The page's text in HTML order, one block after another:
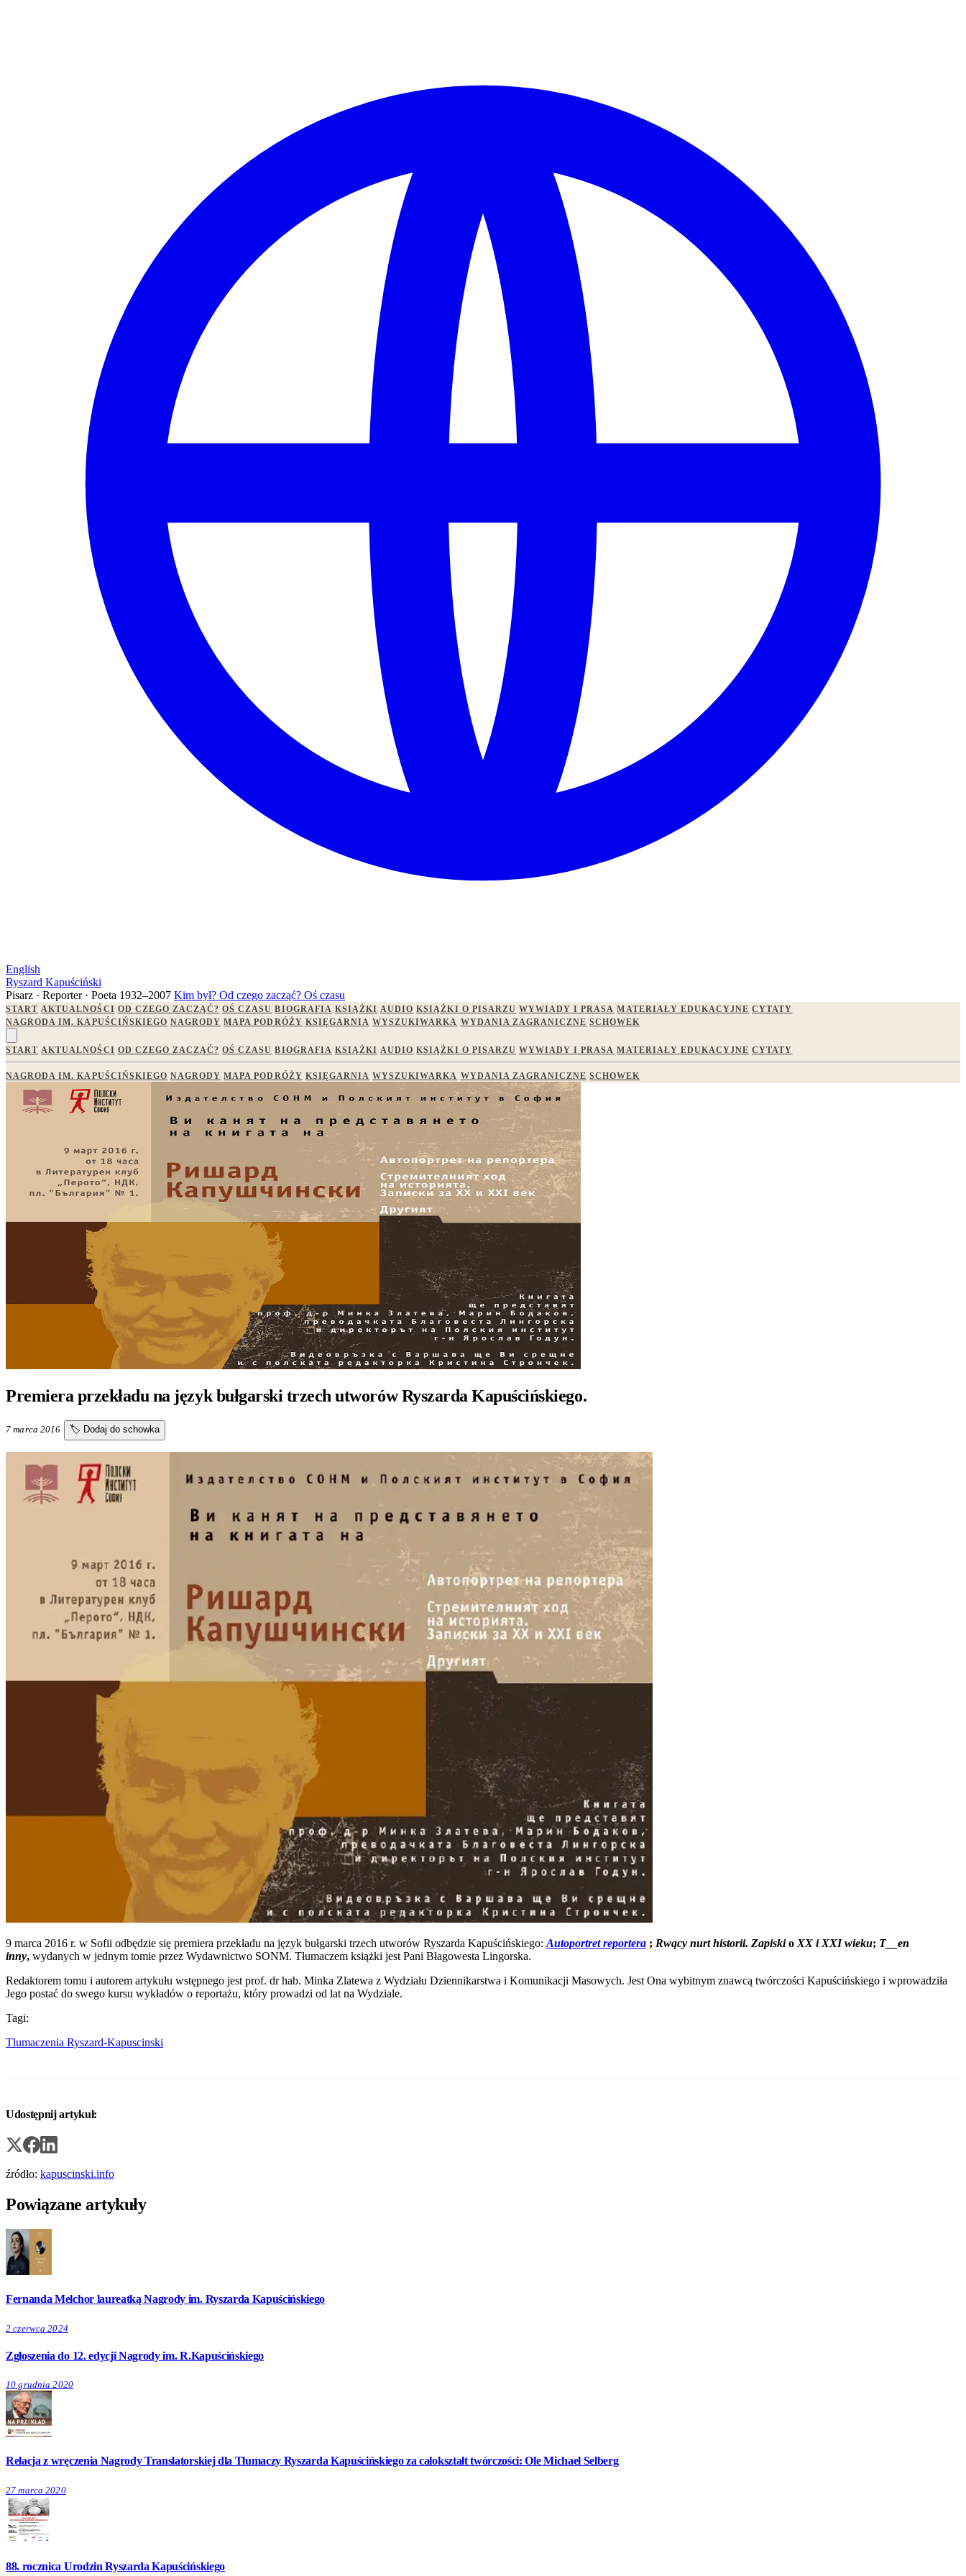
English
Ryszard Kapuściński
Pisarz · Reporter · Poeta 1932–2007 Kim był? Od czego zacząć? Oś czasu
START AKTUALNOŚCI OD CZEGO ZACZĄĆ? OŚ CZASU BIOGRAFIA KSIĄŻKI AUDIO KSIĄŻKI O PISARZU WYWIADY I PRASA MATERIAŁY EDUKACYJNE CYTATY
NAGRODA IM. KAPUŚCIŃSKIEGO NAGRODY MAPA PODRÓŻY KSIĘGARNIA WYSZUKIWARKA WYDANIA ZAGRANICZNE SCHOWEK
START AKTUALNOŚCI OD CZEGO ZACZĄĆ? OŚ CZASU BIOGRAFIA KSIĄŻKI AUDIO KSIĄŻKI O PISARZU WYWIADY I PRASA MATERIAŁY EDUKACYJNE CYTATY
NAGRODA IM. KAPUŚCIŃSKIEGO NAGRODY MAPA PODRÓŻY KSIĘGARNIA WYSZUKIWARKA WYDANIA ZAGRANICZNE SCHOWEK
Premiera przekładu na język bułgarski trzech utworów Ryszarda Kapuścińskiego.
7 marca 2016 🏷️ Dodaj do schowka
9 marca 2016 r. w Sofii odbędzie się premiera przekładu na język bułgarski trzech utworów Ryszarda Kapuścińskiego: Autoportret reportera ; Rwący nurt historii. Zapiskio XX i XXI wieku; T__en
inny, wydanych w jednym tomie przez Wydawnictwo SONM. Tłumaczem książki jest Pani Błagowesta Lingorska.
Redaktorem tomu i autorem artykułu wstępnego jest prof. dr hab. Minka Zlatewa z Wydziału Dziennikarstwa i Komunikacji Masowych. Jest Ona wybitnym znawcą twórczości Kapuścińskiego i wprowadziła
Jego postać do swego kursu wykładów o reportażu, który prowadzi od lat na Wydziale.
Tagi:
Tlumaczenia Ryszard-Kapuscinski
Udostępnij artykuł:
źródło: kapuscinski.info
Powiązane artykuły
Fernanda Melchor laureatką Nagrody im. Ryszarda Kapuścińskiego
2 czerwca 2024
Zgłoszenia do 12. edycji Nagrody im. R.Kapuścińskiego
10 grudnia 2020
Relacja z wręczenia Nagrody Translatorskiej dla Tłumaczy Ryszarda Kapuścińskiego za całokształt twórczości: Ole Michael Selberg
27 marca 2020
88. rocznica Urodzin Ryszarda Kapuścińskiego